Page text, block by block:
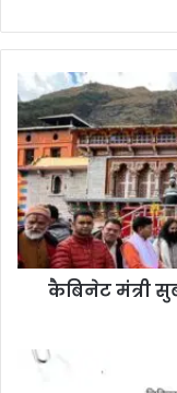
कैबिनेट मंत्री